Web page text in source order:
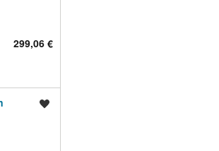
299,06 €